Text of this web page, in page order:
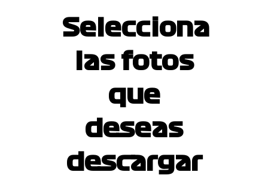
Selecciona
las fotos
que
deseas
descargar